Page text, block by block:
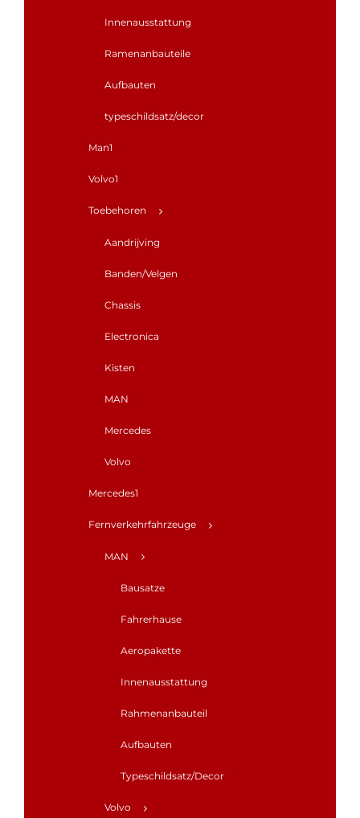
Innenausstattung
Ramenanbauteile
Aufbauten
typeschildsatz/decor
Man1
Volvo1
Toebehoren
Aandrijving
Banden/Velgen
Chassis
Electronica
Kisten
MAN
Mercedes
Volvo
Mercedes1
Fernverkehrfahrzeuge
MAN
Bausatze
Fahrerhause
Aeropakette
Innenausstattung
Rahmenanbauteil
Aufbauten
Typeschildsatz/Decor
Volvo